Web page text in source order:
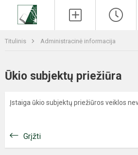
Titulinis Administracinė informacija
Ūkio subjektų priežiūra
Įstaiga ūkio subjektų priežiūros veiklos
Grįžti